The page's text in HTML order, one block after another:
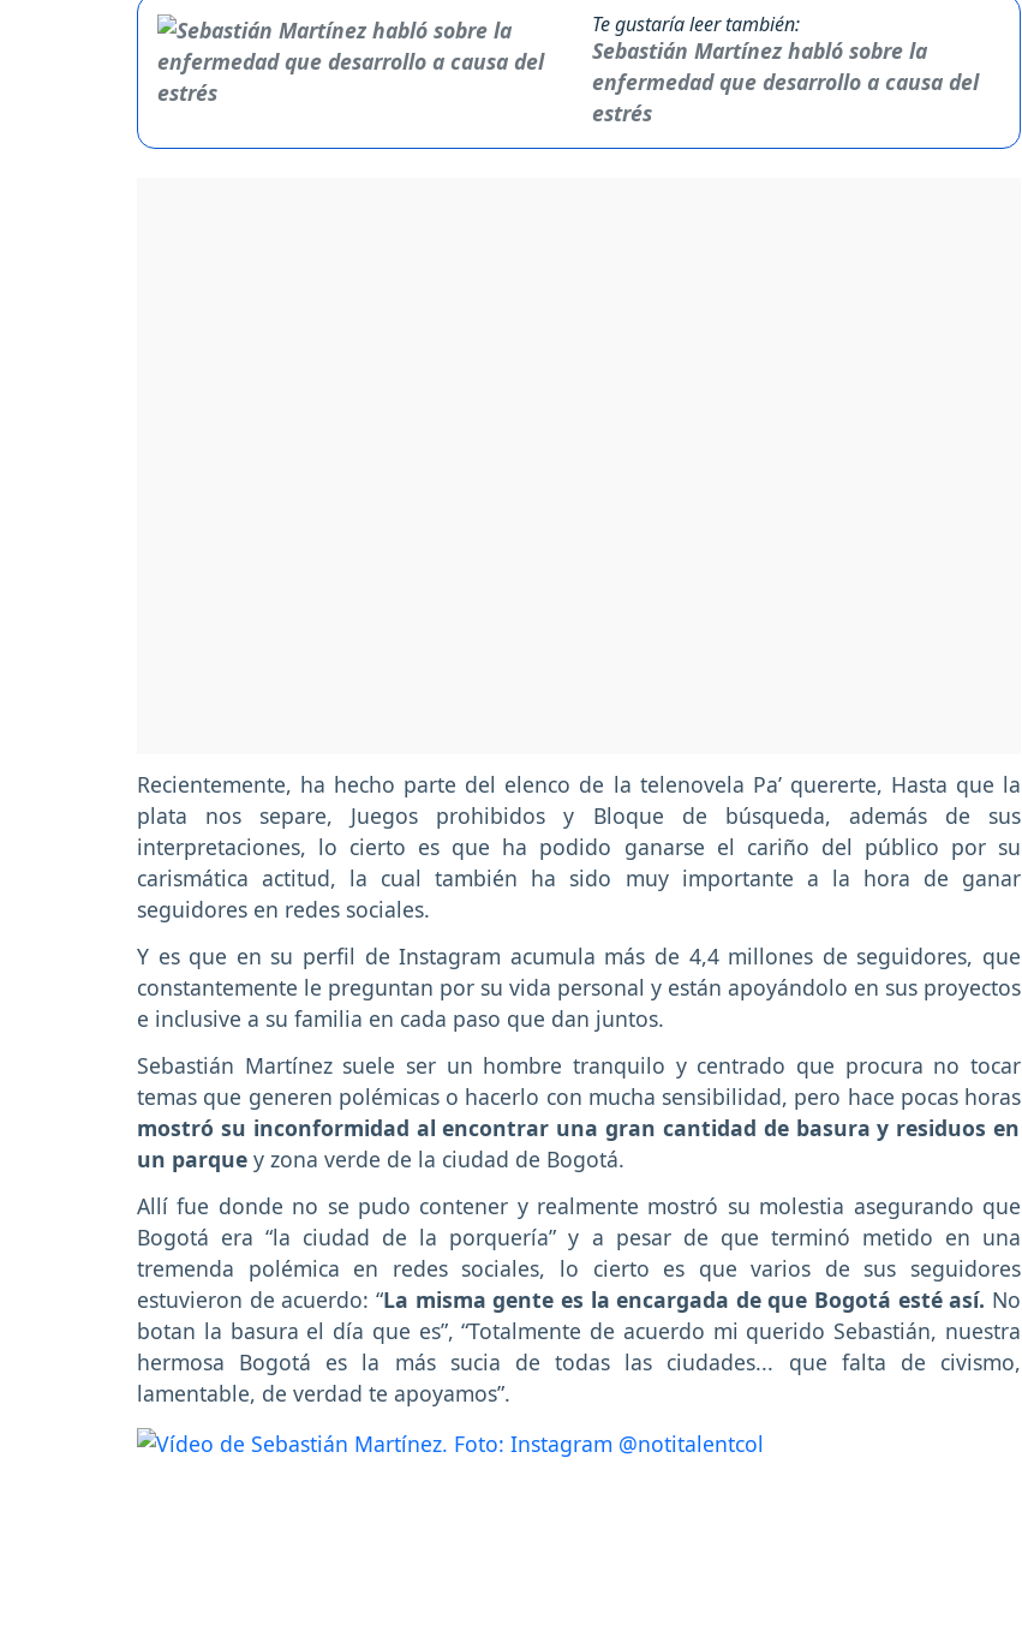
Te gustaría leer también:
Sebastián Martínez habló sobre la
enfermedad que desarrollo a causa del
estrés
Recientemente, ha hecho parte del elenco de la telenovela Pa’ quererte, Hasta que la
plata nos separe, Juegos prohibidos y Bloque de búsqueda, además de sus
interpretaciones, lo cierto es que ha podido ganarse el cariño del público por su
carismática actitud, la cual también ha sido muy importante a la hora de ganar
seguidores en redes sociales.
Y es que en su perfil de Instagram acumula más de 4,4 millones de seguidores, que
constantemente le preguntan por su vida personal y están apoyándolo en sus proyectos
e inclusive a su familia en cada paso que dan juntos.
Sebastián Martínez suele ser un hombre tranquilo y centrado que procura no tocar
temas que generen polémicas o hacerlo con mucha sensibilidad, pero hace pocas horas
mostró su inconformidad al encontrar una gran cantidad de basura y residuos en
un parque y zona verde de la ciudad de Bogotá.
Allí fue donde no se pudo contener y realmente mostró su molestia asegurando que
Bogotá era “la ciudad de la porquería” y a pesar de que terminó metido en una
tremenda polémica en redes sociales, lo cierto es que varios de sus seguidores
estuvieron de acuerdo: “La misma gente es la encargada de que Bogotá esté así. No
botan la basura el día que es”, “Totalmente de acuerdo mi querido Sebastián, nuestra
hermosa Bogotá es la más sucia de todas las ciudades... que falta de civismo,
lamentable, de verdad te apoyamos”.